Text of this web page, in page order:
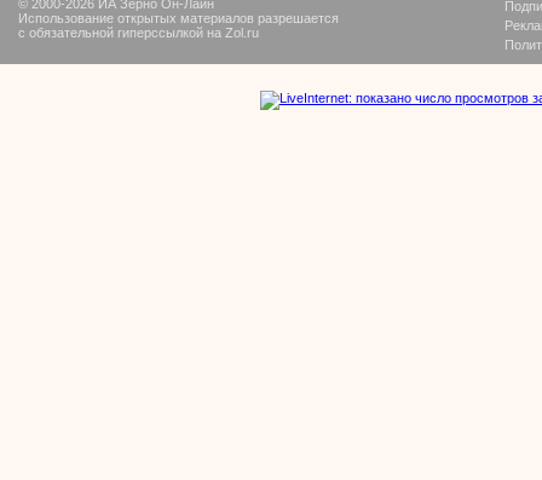
© 2000-2026 ИА Зерно Он-Лайн
Использование открытых материалов разрешается
с обязательной гиперссылкой на Zol.ru